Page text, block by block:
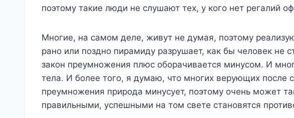
поэтому такие люди не слушают тех, у кого нет регалий
Многие, на самом деле, живут не думая, поэтому
рано или поздно пирамиду разрушает, как бы человек не
закон преумножения плюс оборачивается минусом. И
тела. И более того, я думаю, что многих верующих после
преумножения природа минусует, поэтому очень может
правильными, успешными на том свете становятся